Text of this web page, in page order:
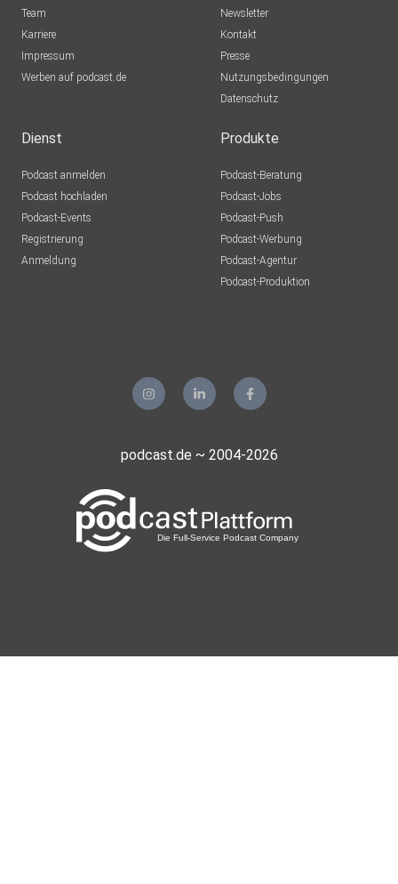
Team
Karriere
Impressum
Werben auf podcast.de
Newsletter
Kontakt
Presse
Nutzungsbedingungen
Datenschutz
Dienst
Podcast anmelden
Podcast hochladen
Podcast-Events
Registrierung
Anmeldung
Produkte
Podcast-Beratung
Podcast-Jobs
Podcast-Push
Podcast-Werbung
Podcast-Agentur
Podcast-Produktion
podcast.de ~ 2004-2026